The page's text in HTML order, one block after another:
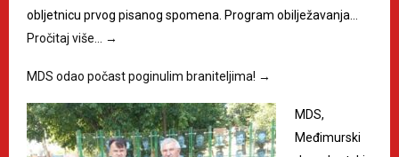
obljetnicu prvog pisanog spomena. Program obilježavanja…
Pročitaj više…
→
MDS odao počast poginulim braniteljima! →
MDS,
Međimurski